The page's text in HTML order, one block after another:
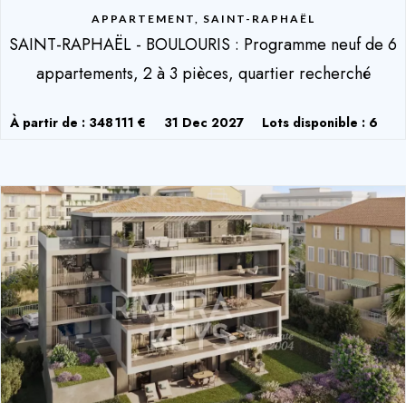
APPARTEMENT, SAINT-RAPHAËL
SAINT-RAPHAËL - BOULOURIS : Programme neuf de 6
appartements, 2 à 3 pièces, quartier recherché
À partir de : 348 111 € 31 Dec 2027 Lots disponible : 6